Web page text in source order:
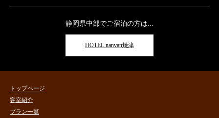
静岡県中部でご宿泊の方は...
HOTEL nanvan焼津
トップページ
客室紹介
プラン一覧